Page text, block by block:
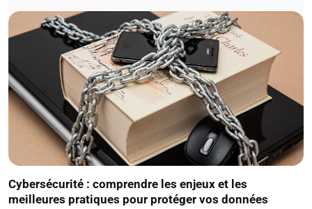
Cybersécurité : comprendre les enjeux et les
meilleures pratiques pour protéger vos données